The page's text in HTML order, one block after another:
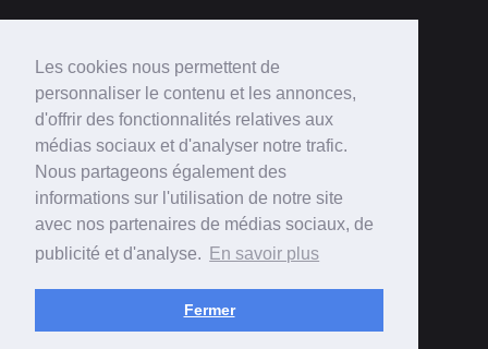
Les cookies nous permettent de
personnaliser le contenu et les annonces,
d'offrir des fonctionnalités relatives aux
médias sociaux et d'analyser notre trafic.
Nous partageons également des
informations sur l'utilisation de notre site
avec nos partenaires de médias sociaux, de
publicité et d'analyse.
En savoir plus
Fermer
Perdu ?
Voici le plan du site!